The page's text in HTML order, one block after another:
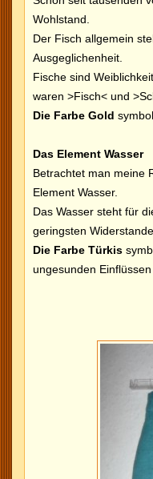
Wohlstand.
Der Fisch allgemein
Ausgeglichenheit.
Fische sind
waren >Fisch< und
Die Farbe Gold
Das Element Wasser
Betrachtet man meine
Element Wasser.
Das Wasser steht für
geringsten
Die Farbe Türkis
ungesunden Einflüssen